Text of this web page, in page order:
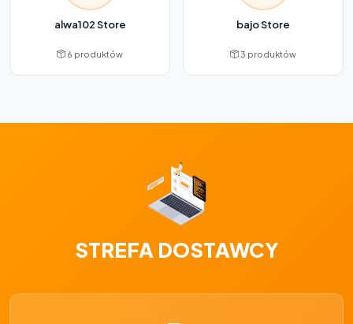
alwa102 Store
6 produktów
bajo Store
3 produktów
STREFA DOSTAWCY